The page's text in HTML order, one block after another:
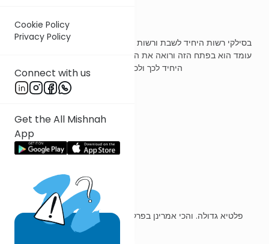
Cookie Policy
Privacy Policy
Connect with us
Get the All Mishnah
App
בסילקי רשות היחיד לשבת ורשות הרבים לטומאה רבי יהודה אומר אם
עומד הוא בפתח הזה ורואה את הנכנסין ואת היוצאין בפתח הלז רשות
היחיד לכך ולכך ואם לאו רה"י לשבת ור"ה לטומאה
ר' עובדיה מברטנורא
פלטיא גדולה. והכי אמרינן בפרק ב' דיומא לשכת הגזית כמין בסילקי
גדולה היתה